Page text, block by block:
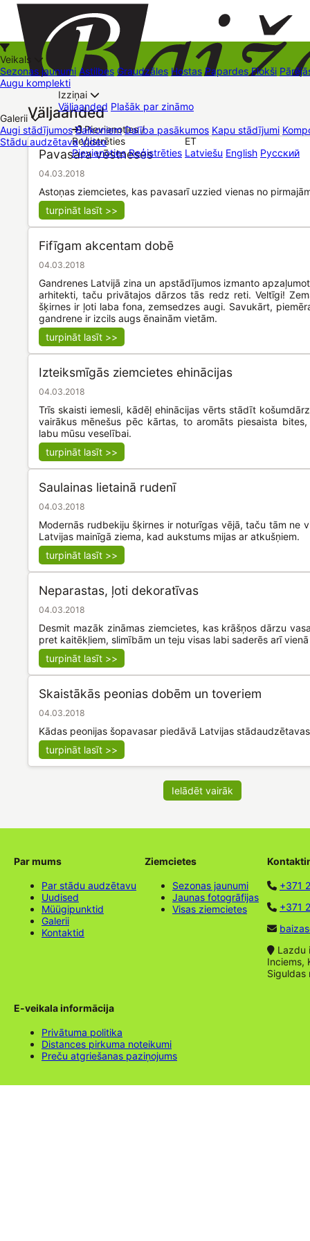
+37126545879 baizas@baizas.lv
Stādu grozs
Pievienoties /
Reģistrēties
Pievienoties Reģistrēties
ET
Latviešu English Русский
Veikals
Sezonas jaunumi Astilbes Graudzāles Hostas Papardes Flokši
Augu komplekti
Kā iepirkties
Izziņai
Väljaanded Plašāk par zināmo
Galerii
Augi stādījumos Balkoniem Dalība pasākumos Kapu stādījumi
Stādu audzētava Video
Müügipunktid Kontaktid Dāvanu kartes Augu komplekti
Väljaanded
Pavasara vēstneses
04.03.2018
Astoņas ziemcietes, kas pavasarī uzzied vienas no
turpināt lasīt >>
Fifīgam akcentam dobē
04.03.2018
Gandrenes Latvijā zina un apstādījumos izmanto
arhitekti, taču privātajos dārzos tās redz reti. Veltīgi!
šķirnes ir ļoti laba fona, zemsedzes augi. Savukārt,
gandrene ir izcils augs ēnainām vietām.
turpināt lasīt >>
Izteiksmīgās ziemcietes ehinācijas
04.03.2018
Trīs skaisti iemesli, kādēļ ehinācijas vērts stādīt
vairākus mēnešus pēc kārtas, to aromāts piesaista
labu mūsu veselībai.
turpināt lasīt >>
Saulainas lietainā rudenī
04.03.2018
Modernās rudbekiju šķirnes ir noturīgas vējā, taču tām ne
Latvijas mainīgā ziema, kad aukstums mijas ar atkušņiem.
turpināt lasīt >>
Neparastas, ļoti dekoratīvas
04.03.2018
Desmit mazāk zināmas ziemcietes, kas krāšņos dārzu
pret kaitēkļiem, slimībām un teju visas labi saderēs arī
turpināt lasīt >>
Skaistākās peonias dobēm un toveriem
04.03.2018
Kādas peonijas šopavasar piedāvā Latvijas
turpināt lasīt >>
Ielādēt vairāk
Par mums
Par stādu audzētavu
Uudised
Müügipunktid
Galerii
Kontaktid
Ziemcietes
Sezonas jaunumi
Jaunas fotogrāfijas
Visas ziemcietes
+371
+371
Lazdu
Inciems,
Siguldas
E-veikala informācija
Privātuma politika
Distances pirkuma noteikumi
Preču atgriešanas paziņojums